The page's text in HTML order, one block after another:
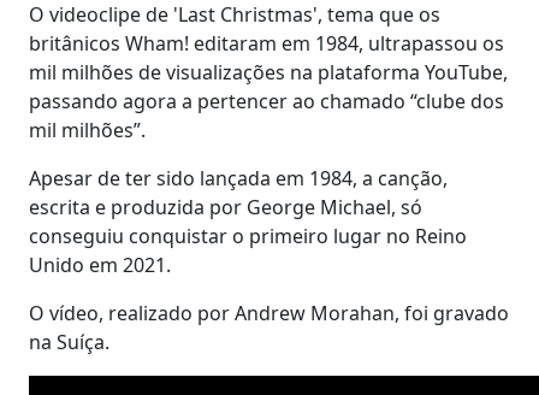
O videoclipe de 'Last Christmas', tema que os
britânicos Wham! editaram em 1984, ultrapassou os
mil milhões de visualizações na plataforma YouTube,
passando agora a pertencer ao chamado “clube dos
mil milhões”.
Apesar de ter sido lançada em 1984, a canção,
escrita e produzida por George Michael, só
conseguiu conquistar o primeiro lugar no Reino
Unido em 2021.
O vídeo, realizado por Andrew Morahan, foi gravado
na Suíça.